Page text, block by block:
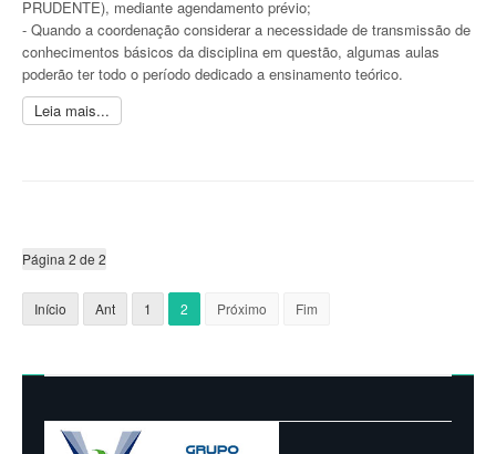
PRUDENTE), mediante agendamento prévio;
- Quando a coordenação considerar a necessidade de transmissão de
conhecimentos básicos da disciplina em questão, algumas aulas
poderão ter todo o período dedicado a ensinamento teórico.
Leia mais...
Página 2 de 2
Início Ant 1 2 Próximo Fim